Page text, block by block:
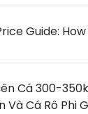
Guide:
Cá 300-
Và Cá Rô Phi